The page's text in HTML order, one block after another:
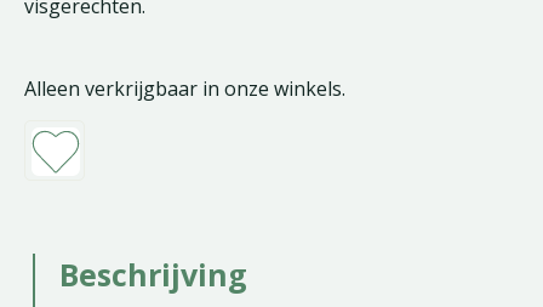
visgerechten.
Alleen verkrijgbaar in onze winkels.
Beschrijving